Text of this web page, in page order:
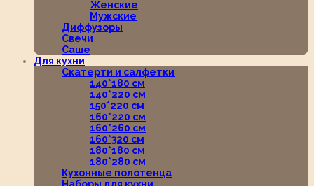
Женские
Мужские
Диффузоры
Свечи
Саше
Для кухни
Скатерти и салфетки
140*180 см
140*220 см
150*220 см
160*220 см
160*260 см
160*320 см
180*180 см
180*280 см
Кухонные полотенца